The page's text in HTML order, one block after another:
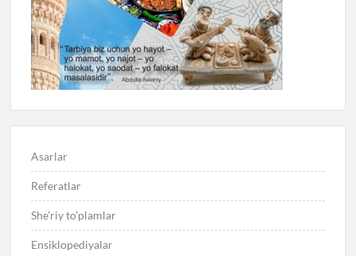
Asarlar
Referatlar
She’riy to’plamlar
Ensiklopediyalar